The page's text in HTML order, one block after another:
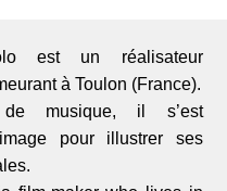
est un réalisateur
à Toulon (France).
de musique, il s’est
pour illustrer ses